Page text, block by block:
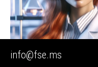
info@fse.ms